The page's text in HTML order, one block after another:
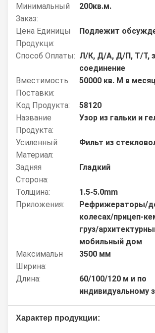
Минимальный
Заказ:
200кв.м.
Цена Единицы
Продукци:
Подлежит
Способ Оплаты: Л/К, Д/А, Д/П, Т/Т,
соединение
Вместимость
Поставки:
50000 кв. М в
Код Продукта:
58120
Название
Продукта:
Узор из гальки и
Усиленный
Материал:
Фильт из
Задняя
Сторона:
Гладкий
Толщина:
1.5-5.0mm
Приложения:
Рефрижераторы/
колесах/прицеп-
груз/
мобильный дом
Максимальн
Ширина:
3500 мм
Длина:
60/100/120 м и по
индивидуальному
Характер продукции: